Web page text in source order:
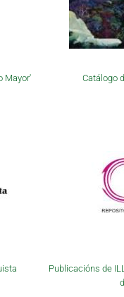
Mayor' Catálogo
Publicacións de